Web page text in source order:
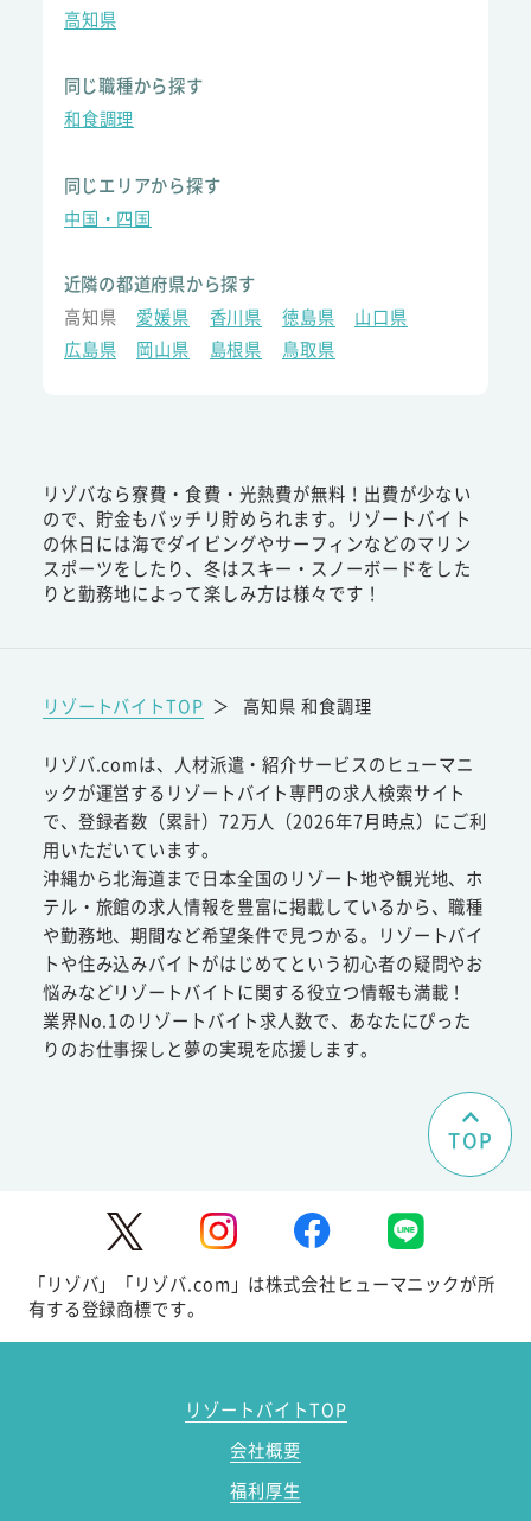
高知県
同じ職種から探す
和食調理
同じエリアから探す
中国・四国
近隣の都道府県から探す
高知県
愛媛県 香川県 徳島県
山口県
広島県
岡山県 島根県 鳥取県
リゾバなら寮費・食費・光熱費が無料！出費が少ない
ので、貯金もバッチリ貯められます。リゾートバイト
の休日には海でダイビングやサーフィンなどのマリン
スポーツをしたり、冬はスキー・スノーボードをした
りと勤務地によって楽しみ方は様々です！
リゾートバイトTOP ＞ 高知県 和食調理
リゾバ.comは、人材派遣・紹介サービスのヒューマニ
ックが運営するリゾートバイト専門の求人検索サイト
で、登録者数（累計）72万人（2026年7月時点）にご利
用いただいています。
沖縄から北海道まで日本全国のリゾート地や観光地、ホ
テル・旅館の求人情報を豊富に掲載しているから、職種
や勤務地、期間など希望条件で見つかる。リゾートバイ
トや住み込みバイトがはじめてという初心者の疑問やお
悩みなどリゾートバイトに関する役立つ情報も満載！
業界No.1のリゾートバイト求人数で、あなたにぴった
りのお仕事探しと夢の実現を応援します。
TOP
「リゾバ」「リゾバ.com」は株式会社ヒューマニックが所
有する登録商標です。
リゾートバイトTOP
会社概要
福利厚生